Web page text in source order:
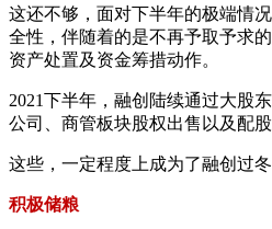
这还不够，面对下半年的极端情
全性，伴随着的是不再予取予求
资产处置及资金筹措动作。
2021下半年，融创陆续通过大股
公司、商管板块股权出售以及配
这些，一定程度上成为了融创过冬
积极储粮